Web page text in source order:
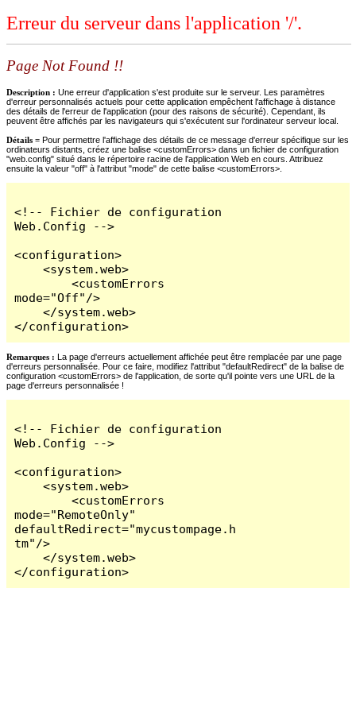
Erreur du serveur dans l'application '/'.
Page Not Found !!
Description : Une erreur d'application s'est produite sur le serveur. Les paramètres
d'erreur personnalisés actuels pour cette application empêchent l'affichage à distance
des détails de l'erreur de l'application (pour des raisons de sécurité). Cependant, ils
peuvent être affichés par les navigateurs qui s'exécutent sur l'ordinateur serveur local.
Détails = Pour permettre l'affichage des détails de ce message d'erreur spécifique sur les
ordinateurs distants, créez une balise <customErrors> dans un fichier de configuration
"web.config" situé dans le répertoire racine de l'application Web en cours. Attribuez
ensuite la valeur "off" à l'attribut "mode" de cette balise <customErrors>.
<!-- Fichier de configuration
Web.Config -->
<configuration>
    <system.web>
        <customErrors
mode="Off"/>
    </system.web>
</configuration>
Remarques : La page d'erreurs actuellement affichée peut être remplacée par une page
d'erreurs personnalisée. Pour ce faire, modifiez l'attribut "defaultRedirect" de la balise de
configuration <customErrors> de l'application, de sorte qu'il pointe vers une URL de la
page d'erreurs personnalisée !
<!-- Fichier de configuration
Web.Config -->
<configuration>
    <system.web>
        <customErrors
mode="RemoteOnly"
defaultRedirect="mycustompage.h
tm"/>
    </system.web>
</configuration>